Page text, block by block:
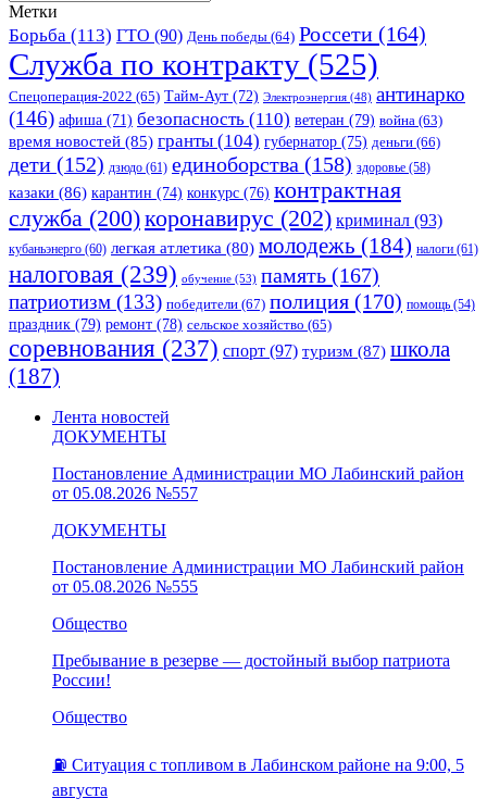
Метки
Борьба (113) ГТО (90) День победы (64) Россети (164)
Служба по контракту (525)
Спецоперация-2022 (65) Тайм-Аут (72) Электроэнергия (48) антинарко
(146) афиша (71) безопасность (110) ветеран (79) война (63)
время новостей (85) гранты (104) губернатор (75) деньги (66)
дети (152) дзюдо (61) единоборства (158) здоровье (58)
казаки (86) карантин (74) конкурс (76) контрактная
служба (200)коронавирус (202) криминал (93)
кубаньэнерго (60) легкая атлетика (80) молодежь (184) налоги (61)
налоговая (239) обучение (53) память (167)
патриотизм (133) победители (67) полиция (170) помощь (54)
праздник (79) ремонт (78) сельское хозяйство (65)
соревнования (237) спорт (97) туризм (87) школа
(187)
Лента новостей
ДОКУМЕНТЫ
Постановление Администрации МО Лабинский район
от 05.08.2026 №557
ДОКУМЕНТЫ
Постановление Администрации МО Лабинский район
от 05.08.2026 №555
Общество
Пребывание в резерве — достойный выбор патриота
России!
Общество
⛽️ Ситуация с топливом в Лабинском районе на 9:00, 5
августа